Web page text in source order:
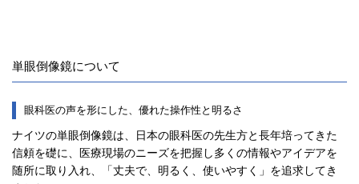
単眼倒像鏡について
眼科医の声を形にした、優れた操作性と明るさ
ナイツの単眼倒像鏡は、日本の眼科医の先生方と長年培ってきた
信頼を礎に、医療現場のニーズを把握し多くの情報やアイデアを
随所に取り入れ、「丈夫で、明るく、使いやすく」を追求してき